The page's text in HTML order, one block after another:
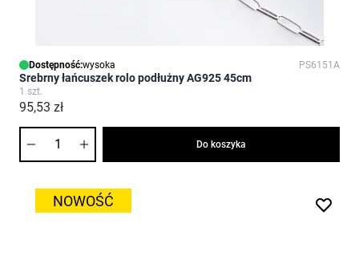
Dostępność:wysoka PS6151A
Srebrny łańcuszek rolo podłużny AG925 45cm
1 szt.
95,53 zł
Do koszyka
NOWOŚĆ